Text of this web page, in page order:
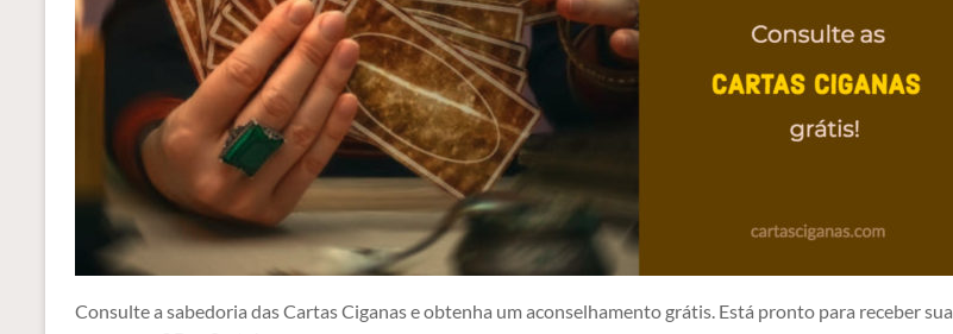
Consulte a sabedoria das Cartas Ciganas e obtenha um aconselhamento grátis. Está pronto para receber sua